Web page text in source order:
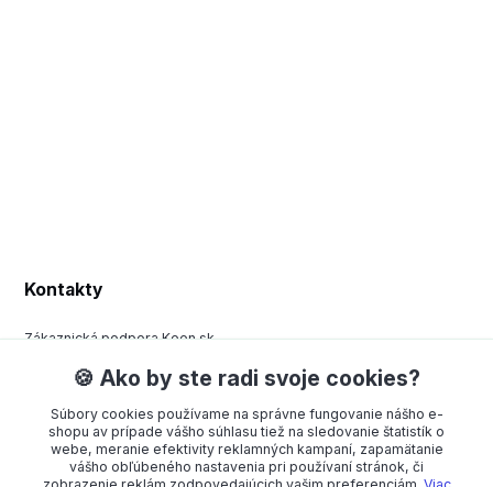
Kontakty
Zákaznická podpora Keen.sk
+420 377 443 970
(Po-Pá, 8-15 hod.)
order@americanway.sk
🍪 Ako by ste radi svoje cookies?
Súbory cookies používame na správne fungovanie nášho e-
shopu av prípade vášho súhlasu tiež na sledovanie štatistík o
webe, meranie efektivity reklamných kampaní, zapamätanie
vášho obľúbeného nastavenia pri používaní stránok, či
zobrazenie reklám zodpovedajúcich vašim preferenciám. Viac